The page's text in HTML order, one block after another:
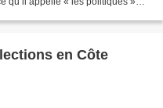
en Côte